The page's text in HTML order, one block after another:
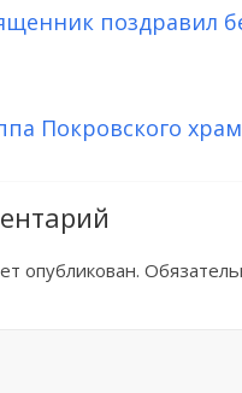
поздравил
Покровского
опубликован.